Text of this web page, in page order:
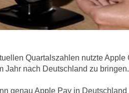
Quartalszahlen nutzte
Jahr nach Deutschland zu bringen.
genau Apple Pay in